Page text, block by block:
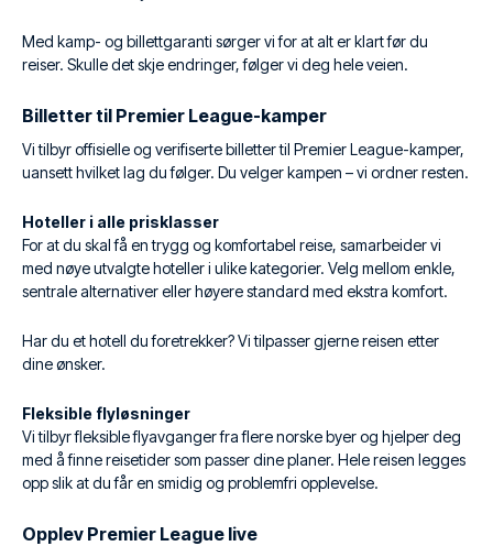
Med kamp- og billettgaranti sørger vi for at alt er klart før du
reiser. Skulle det skje endringer, følger vi deg hele veien.
Billetter til Premier League-kamper
Vi tilbyr offisielle og verifiserte billetter til Premier League-kamper,
uansett hvilket lag du følger. Du velger kampen – vi ordner resten.
Hoteller i alle prisklasser
For at du skal få en trygg og komfortabel reise, samarbeider vi
med nøye utvalgte hoteller i ulike kategorier. Velg mellom enkle,
sentrale alternativer eller høyere standard med ekstra komfort.
Har du et hotell du foretrekker? Vi tilpasser gjerne reisen etter
dine ønsker.
Fleksible flyløsninger
Vi tilbyr fleksible flyavganger fra flere norske byer og hjelper deg
med å finne reisetider som passer dine planer. Hele reisen legges
opp slik at du får en smidig og problemfri opplevelse.
Opplev Premier League live